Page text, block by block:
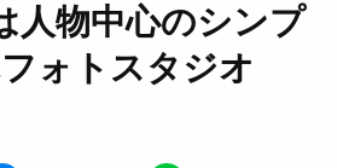
人物中心のシンプ
ォトスタジオ